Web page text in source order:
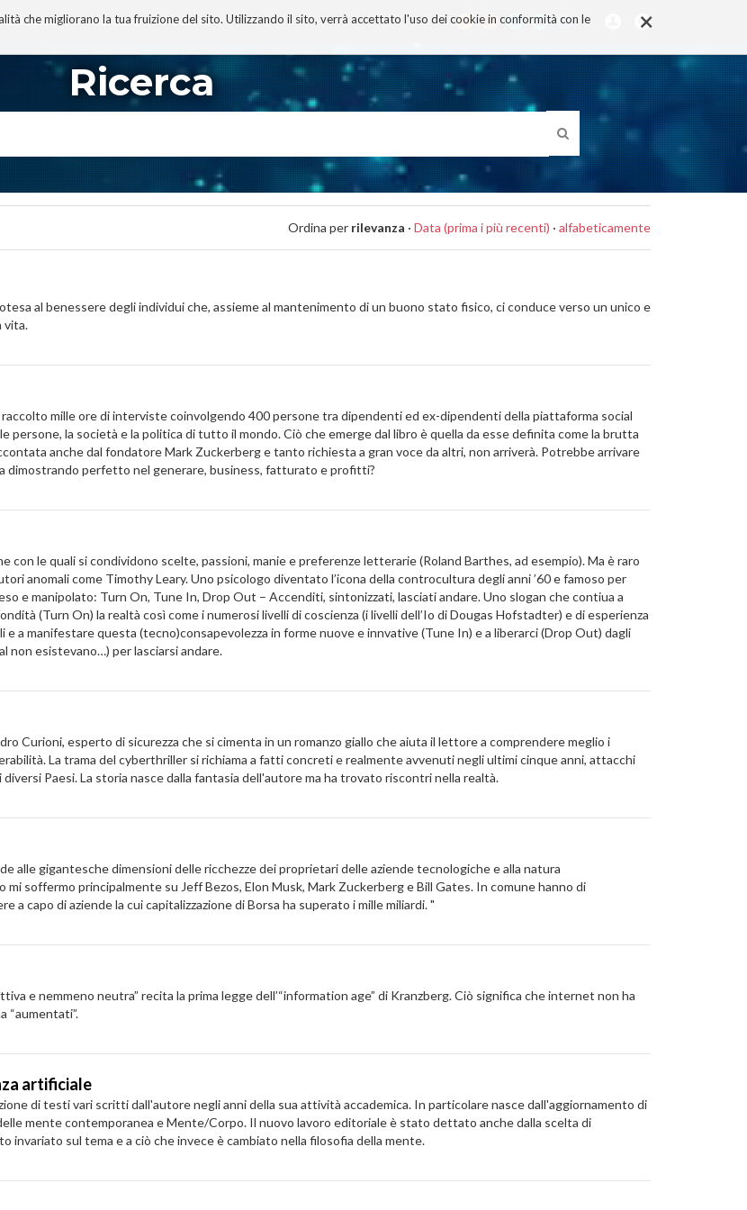
×
che migliorano la tua fruizione del sito. Utilizzando il sito, verrà accettato l'uso dei cookie in conformità con le
I MIEI LIBRI PROGETTO
Ricerca
Ordina per rilevanza · Data (prima i più recenti) · alfabeticamente
al benessere degli individui che, assieme al mantenimento di un buono stato fisico, ci conduce verso un unico e
vita.
mille ore di interviste coinvolgendo 400 persone tra dipendenti ed ex-dipendenti della piattaforma social
persone, la società e la politica di tutto il mondo. Ciò che emerge dal libro è quella da esse definita come la brutta
anche dal fondatore Mark Zuckerberg e tanto richiesta a gran voce da altri, non arriverà. Potrebbe arrivare
dimostrando perfetto nel generare, business, fatturato e profitti?
le quali si condividono scelte, passioni, manie e preferenze letterarie (Roland Barthes, ad esempio). Ma è raro
anomali come Timothy Leary. Uno psicologo diventato l’icona della controcultura degli anni ’60 e famoso per
e manipolato: Turn On, Tune In, Drop Out – Accenditi, sintonizzati, lasciati andare. Uno slogan che contiua a
(Turn On) la realtà così come i numerosi livelli di coscienza (i livelli dell’Io di Dougas Hofstadter) e di esperienza
a manifestare questa (tecno)consapevolezza in forme nuove e innvative (Tune In) e a liberarci (Drop Out) dagli
non esistevano…) per lasciarsi andare.
Curioni, esperto di sicurezza che si cimenta in un romanzo giallo che aiuta il lettore a comprendere meglio i
La trama del cyberthriller si richiama a fatti concreti e realmente avvenuti negli ultimi cinque anni, attacchi
Paesi. La storia nasce dalla fantasia dell'autore ma ha trovato riscontri nella realtà.
alle gigantesche dimensioni delle ricchezze dei proprietari delle aziende tecnologiche e alla natura
soffermo principalmente su Jeff Bezos, Elon Musk, Mark Zuckerberg e Bill Gates. In comune hanno di
capo di aziende la cui capitalizzazione di Borsa ha superato i mille miliardi. "
e nemmeno neutra” recita la prima legge dell’“information age” di Kranzberg. Ciò significa che internet non ha
“aumentati”.
artificiale
di testi vari scritti dall'autore negli anni della sua attività accademica. In particolare nasce dall'aggiornamento di
mente contemporanea e Mente/Corpo. Il nuovo lavoro editoriale è stato dettato anche dalla scelta di
invariato sul tema e a ciò che invece è cambiato nella filosofia della mente.